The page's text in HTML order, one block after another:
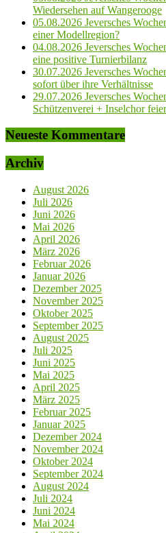
Juli 2026
Juni 2026
Mai 2026
April 2026
März 2026
Februar 2026
Januar 2026
Dezember 2025
November 2025
September 2025
August 2025
Juli 2025
Juni 2025
April 2025
März 2025
Februar 2025
Januar 2025
Dezember 2024
November 2024
Oktober 2024
September 2024
August 2024
Juli 2024
Juni 2024
Mai 2024
April 2024
März 2024
Februar 2024
Januar 2024
Dezember 2023
November 2023
Oktober 2023
September 2023
August 2023
Juli 2023
Juni 2023
Mai 2023
April 2023
März 2023
Februar 2023
Januar 2023